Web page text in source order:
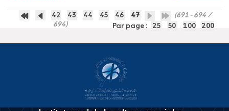
42 43 44 45 46 47
(691 - 694 /
694)
Par page : 25 50 100 200